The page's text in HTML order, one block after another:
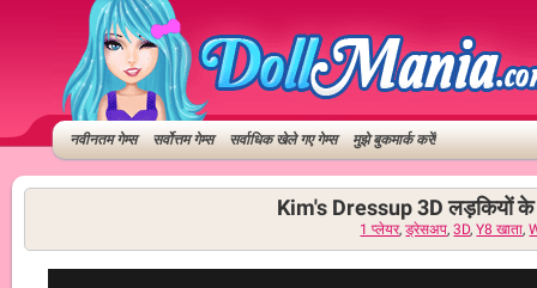
नवीनतम गेम्स सर्वोत्तम गेम्स सर्वाधिक खेले गए गेम्स मुझे बुकमार्क करें!
Kim's Dressup 3D लड़कियों के
1 प्लेयर,ड्रेसअप,3D,Y8 खाता,